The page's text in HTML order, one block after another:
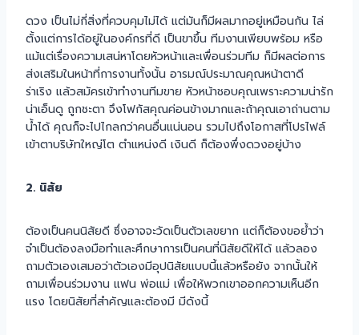
ดวง เป็นไม่กี่สิ่งที่ควบคุมไม่ได้ แต่มันก็มีผลมากอยู่เหมือนกัน ไล่
ตั้งแต่การได้อยู่ในองค์กรที่ดี เป็นขาขึ้น ทีมงานเพียบพร้อม หรือ
แม้แต่เรื่องความเสน่หาโดยหัวหน้าและเพื่อนร่วมทีม ก็มีผลต่อการ
ส่งเสริมในหน้าที่การงานทั้งนั้น อารมณ์ประมาณคุณหน้าตาดี
ร่าเริง แล้วสมัครเข้าทำงานทีมขาย หัวหน้าชอบคุณเพราะความน่ารัก
น่าเอ็นดู ถูกชะตา จึงโฟกัสคุณค่อนข้างมากและถ้าคุณเอาถ่านตาม
น้ำได้ คุณก็จะไปไกลกว่าคนอื่นแน่นอน รวมไปถึงโอกาสที่โปรไฟล์
เข้าตาบริษัทใหญ่โต ตำแหน่งดี เงินดี ก็ต้องพึ่งดวงอยู่บ้าง
2. นิสัย
ต้องเป็นคนนิสัยดี ซึ่งอาจจะวัดเป็นตัวเลขยาก แต่ก็ต้องขอย้ำว่า
จำเป็นต้องลงมือทำและศึกษาการเป็นคนที่นิสัยดีให้ได้ แล้วลอง
ถามตัวเองเสมอว่าตัวเองมีอุปนิสัยแบบนี้แล้วหรือยัง จากนั้นให้
ถามเพื่อนร่วมงาน แฟน พ่อแม่ เพื่อให้พวกเขาออกความเห็นอีก
แรง โดยนิสัยที่สำคัญและต้องมี มีดังนี้